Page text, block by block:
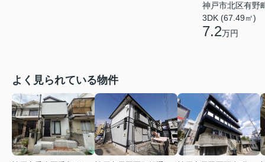
神戸市北区有野
3DK (67.49㎡)
7.2万円
よく見られている物件